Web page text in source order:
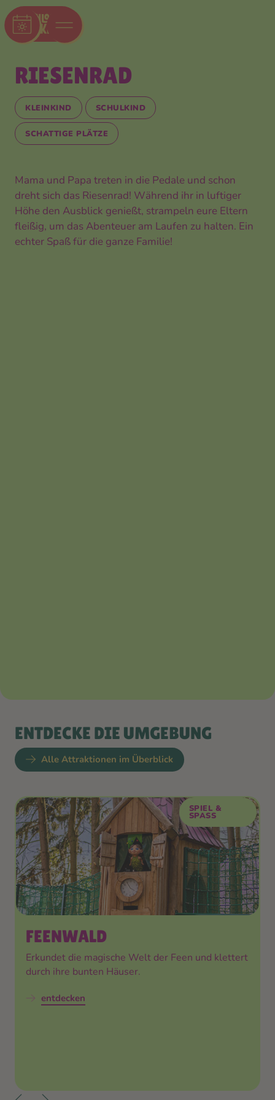
RIESENRAD
KLEINKIND SCHULKIND
SCHATTIGE PLÄTZE
Mama und Papa treten in die Pedale und schon
dreht sich das Riesenrad! Während ihr in luftiger
Höhe den Ausblick genießt, strampeln eure Eltern
fleißig, um das Abenteuer am Laufen zu halten. Ein
echter Spaß für die ganze Familie!
ENTDECKE DIE UMGEBUNG
Alle Attraktionen im Überblick
SPIEL &
SPASS
FEENWALD
Erkundet die magische Welt der Feen und klettert
durch ihre bunten Häuser.
entdecken